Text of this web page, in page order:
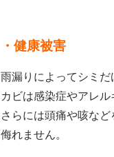
・健康被害
雨漏りによってシミだ
カビは感染症やアレル
さらには頭痛や咳な
侮れません。